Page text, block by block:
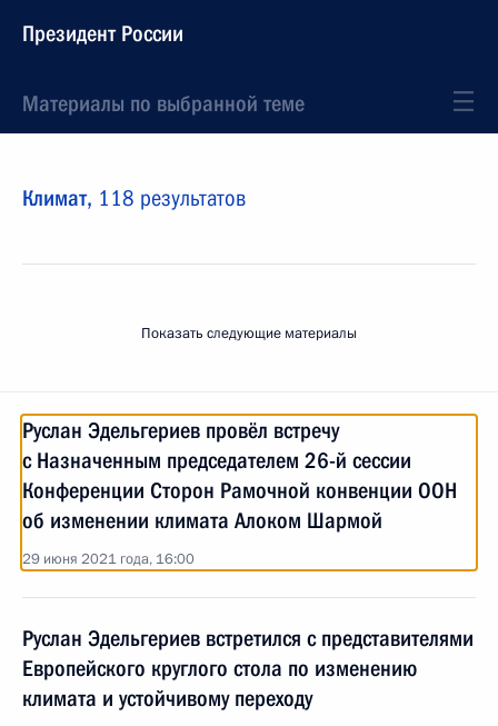
Президент России
Материалы по выбранной теме
Климат, 118 результатов
Показать следующие материалы
Руслан Эдельгериев провёл встречу
с Назначенным председателем 26-й сессии
Конференции Сторон Рамочной конвенции ООН
об изменении климата Алоком Шармой
29 июня 2021 года, 16:00
Руслан Эдельгериев встретился с представителями
Европейского круглого стола по изменению
климата и устойчивому переходу